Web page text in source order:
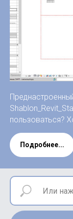
пользоваться?
Подробнее...